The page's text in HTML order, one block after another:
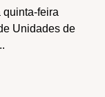
feira
Unidades de